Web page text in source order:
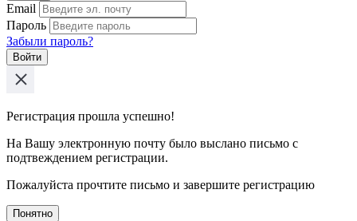
Email
Пароль
Забыли пароль?
Войти
Регистрация прошла успешно!
На Вашу электронную почту было выслано письмо с
подтвеждением регистрации.
Пожалуйста прочтите письмо и завершите регистрацию
Понятно